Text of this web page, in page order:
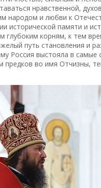
нравственной,
народом и любви к
исторической памяти и
глубоким корням, к тем
путь становления и
Россия выстояла в
предков во имя Отчизны,